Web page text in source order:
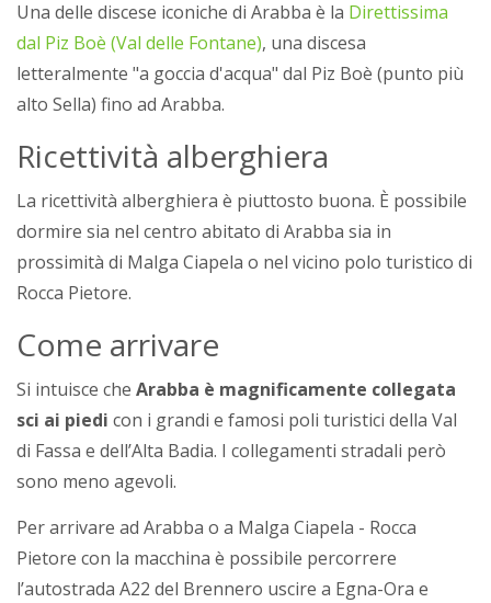
Una delle discese iconiche di Arabba è la Direttissima
dal Piz Boè (Val delle Fontane), una discesa
letteralmente "a goccia d'acqua" dal Piz Boè (punto più
alto Sella) fino ad Arabba.
Ricettività alberghiera
La ricettività alberghiera è piuttosto buona. È possibile
dormire sia nel centro abitato di Arabba sia in
prossimità di Malga Ciapela o nel vicino polo turistico di
Rocca Pietore.
Come arrivare
Si intuisce che Arabba è magnificamente collegata
sci ai piedi con i grandi e famosi poli turistici della Val
di Fassa e dell’Alta Badia. I collegamenti stradali però
sono meno agevoli.
Per arrivare ad Arabba o a Malga Ciapela - Rocca
Pietore con la macchina è possibile percorrere
l’autostrada A22 del Brennero uscire a Egna-Ora e